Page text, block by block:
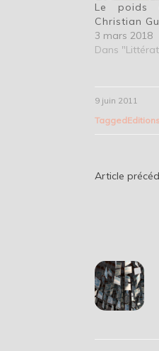
Le poids
Christian
3 mars 2018
Dans
9 juin 2011
Tagged
Article